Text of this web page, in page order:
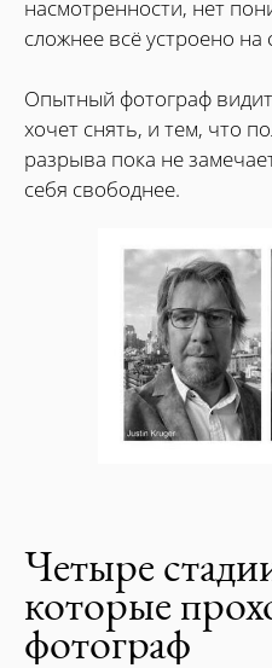
насмотренности, нет
сложнее всё устроено на
Опытный фотограф
хочет снять, и тем, что
разрыва пока не
себя свободнее.
Четыре
которые
фотограф